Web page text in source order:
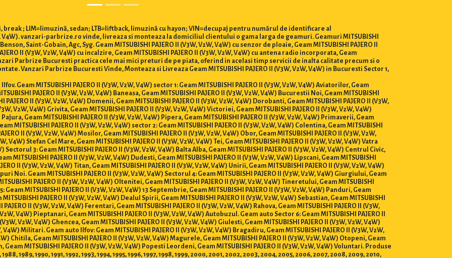
break ; LIM=limuzină, sedan; LTB=liftback, limuzină cu hayon; VIN=decupaj pentru numărul de identificare al
V4W). vanzari-parbrize.ro vinde, livreaza si monteaza la domiciliul clientului o gama larga de geamuri. Geamuri MITSUBISHI
Saint-Gobain, Agc, Syg. Geam MITSUBISHI PAJERO II (V3W, V2W, V4W) cu senzor de ploaie, Geam MITSUBISHI PAJERO II
II (V3W, V2W, V4W) cu incalzire, Geam MITSUBISHI PAJERO II (V3W, V2W, V4W) cu antena radio incorporata, Geam
Parbrize Bucuresti practica cele mai mici preturi de pe piata, oferind in acelasi timp servicii de inalta calitate precum si o
Vanzari Parbrize Bucuresti Vinde, Monteaza si Livreaza Geam MITSUBISHI PAJERO II (V3W, V2W, V4W) in Bucuresti Sector 1,
MITSUBISHI PAJERO II (V3W, V2W, V4W) sector 1: Geam MITSUBISHI PAJERO II (V3W, V2W, V4W) Aviatorilor, Geam
PAJERO II (V3W, V2W, V4W) Baneasa, Geam MITSUBISHI PAJERO II (V3W, V2W, V4W) Bucurestii Noi, Geam MITSUBISHI
PAJERO II (V3W, V2W, V4W) Domenii, Geam MITSUBISHI PAJERO II (V3W, V2W, V4W) Dorobanti, Geam MITSUBISHI PAJERO II (V3W,
V2W, V4W) Grivita, Geam MITSUBISHI PAJERO II (V3W, V2W, V4W) Victoriei, Geam MITSUBISHI PAJERO II (V3W, V2W, V4W)
Geam MITSUBISHI PAJERO II (V3W, V2W, V4W) Pipera, Geam MITSUBISHI PAJERO II (V3W, V2W, V4W) Primaverii, Geam
MITSUBISHI PAJERO II (V3W, V2W, V4W) sector 2: Geam MITSUBISHI PAJERO II (V3W, V2W, V4W) Colentina, Geam MITSUBISHI
II (V3W, V2W, V4W) Mosilor, Geam MITSUBISHI PAJERO II (V3W, V2W, V4W) Obor, Geam MITSUBISHI PAJERO II (V3W, V2W,
V4W) Stefan Cel Mare, Geam MITSUBISHI PAJERO II (V3W, V2W, V4W) Tei, Geam MITSUBISHI PAJERO II (V3W, V2W, V4W) Vatra
Sectorul 3: Geam MITSUBISHI PAJERO II (V3W, V2W, V4W) Balta Alba, Geam MITSUBISHI PAJERO II (V3W, V2W, V4W) Centrul Civic,
MITSUBISHI PAJERO II (V3W, V2W, V4W) Dudesti, Geam MITSUBISHI PAJERO II (V3W, V2W, V4W) Lipscani, Geam MITSUBISHI
II (V3W, V2W, V4W) Titan, Geam MITSUBISHI PAJERO II (V3W, V2W, V4W) Unirii, Geam MITSUBISHI PAJERO II (V3W, V2W, V4W)
Noi. Geam MITSUBISHI PAJERO II (V3W, V2W, V4W) Sectorul 4: Geam MITSUBISHI PAJERO II (V3W, V2W, V4W) Giurgiului, Geam
PAJERO II (V3W, V2W, V4W) Oltenitei, Geam MITSUBISHI PAJERO II (V3W, V2W, V4W) Tineretului, Geam MITSUBISHI
Geam MITSUBISHI PAJERO II (V3W, V2W, V4W) 13 Septembrie, Geam MITSUBISHI PAJERO II (V3W, V2W, V4W) Panduri, Geam
PAJERO II (V3W, V2W, V4W) Dealul Spirii, Geam MITSUBISHI PAJERO II (V3W, V2W, V4W) Sebastian, Geam MITSUBISHI
II (V3W, V2W, V4W) Ferentari, Geam MITSUBISHI PAJERO II (V3W, V2W, V4W) Rahova, Geam MITSUBISHI PAJERO II (V3W,
V4W) Pieptanari, Geam MITSUBISHI PAJERO II (V3W, V2W, V4W) Autobuzul. Geam auto Sector 6: Geam MITSUBISHI PAJERO II
V2W, V4W) Ghencea, Geam MITSUBISHI PAJERO II (V3W, V2W, V4W) Giulesti, Geam MITSUBISHI PAJERO II (V3W, V2W, V4W)
Militari. Geam auto Ilfov: Geam MITSUBISHI PAJERO II (V3W, V2W, V4W) Bragadiru, Geam MITSUBISHI PAJERO II (V3W, V2W,
Chitila, Geam MITSUBISHI PAJERO II (V3W, V2W, V4W) Magurele, Geam MITSUBISHI PAJERO II (V3W, V2W, V4W) Otopeni, Geam
Geam MITSUBISHI PAJERO II (V3W, V2W, V4W) Popesti Leordeni, Geam MITSUBISHI PAJERO II (V3W, V2W, V4W) Voluntari. Produse
1989, 1990, 1991, 1992, 1993, 1994, 1995, 1996, 1997, 1998, 1999, 2000, 2001, 2002, 2003, 2004, 2005, 2006, 2007, 2008, 2009, 2010,